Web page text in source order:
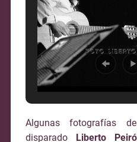
Algunas fotografías
disparado Liberto Peiró